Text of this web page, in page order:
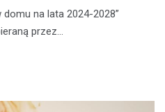
na lata 2024-2028”
przez…